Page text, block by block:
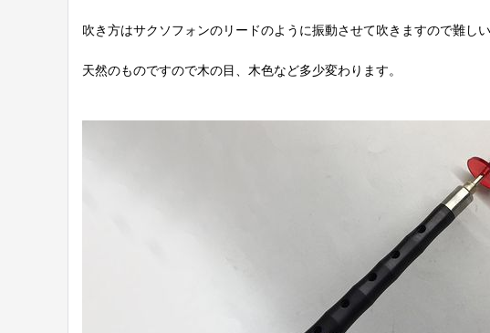
吹き方はサクソフォンのリードのように振動させて吹きますので難しい
天然のものですので木の目、木色など多少変わります。